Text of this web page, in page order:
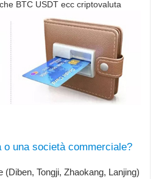
BTC USDT ecc criptovaluta
o una società commerciale?
(Diben, Tongji, Zhaokang, Lanjing)